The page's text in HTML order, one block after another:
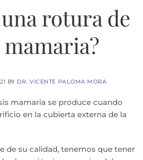
rotura de
BY DR. VICENTE PALOMA MORA
mamaria se produce cuando
en la cubierta externa de la
de su calidad, tenemos que tener